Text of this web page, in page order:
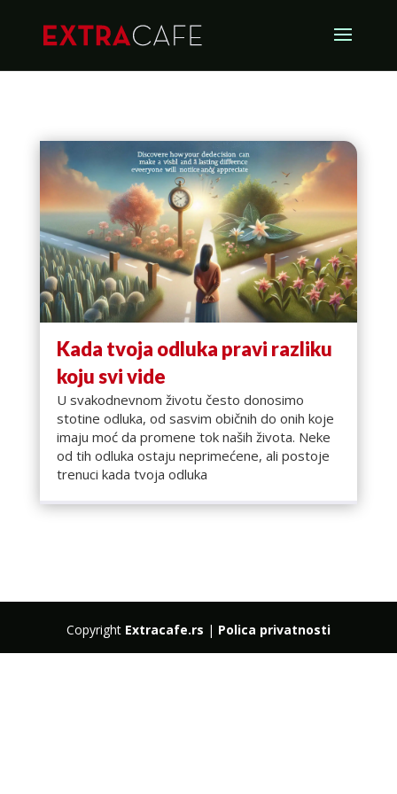
Kada tvoja odluka pravi razliku
koju svi vide
U svakodnevnom životu često donosimo
stotine odluka, od sasvim običnih do onih koje
imaju moć da promene tok naših života. Neke
od tih odluka ostaju neprimećene, ali postoje
trenuci kada tvoja odluka
Copyright Extracafe.rs | Polica privatnosti